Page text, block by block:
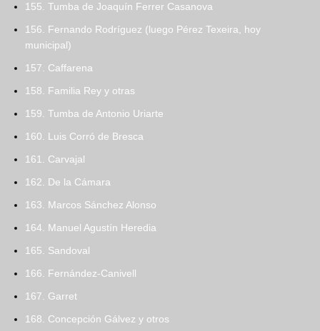
155. Tumba de Joaquín Ferrer Casanova
156. Fernando Rodríguez (luego Pérez Texeira, hoy
municipal)
157. Caffarena
158. Familia Rey y otras
159. Tumba de Antonio Uriarte
160. Luis Corró de Bresca
161. Carvajal
162. De la Cámara
163. Marcos Sánchez Alonso
164. Manuel Agustín Heredia
165. Sandoval
166. Fernández-Canivell
167. Garret
168. Concepción Gálvez y otros